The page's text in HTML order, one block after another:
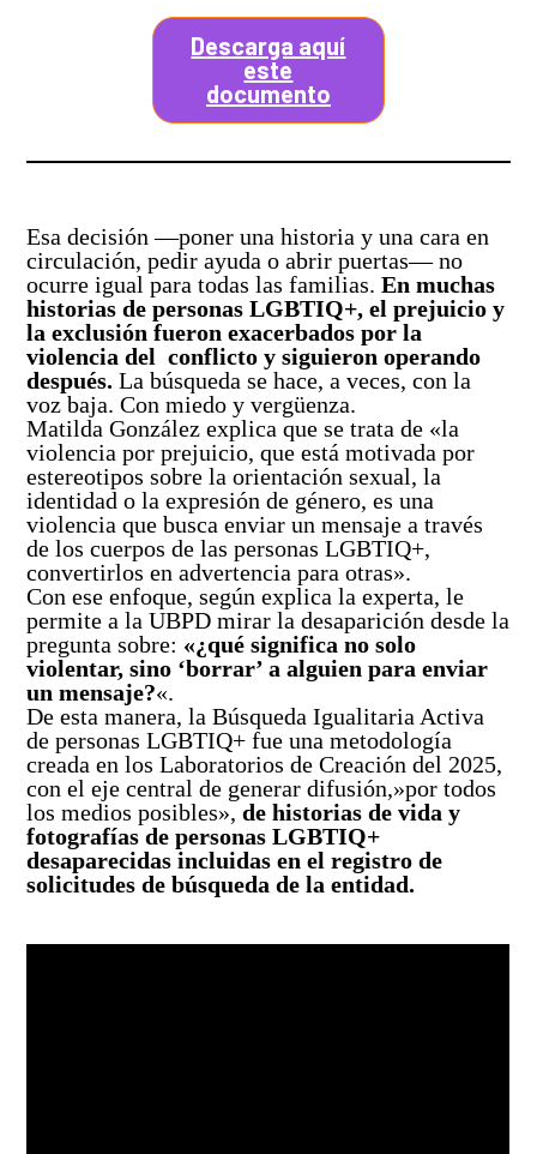
Descarga aquí
este
documento
Esa decisión —poner una historia y una cara en
circulación, pedir ayuda o abrir puertas— no
ocurre igual para todas las familias.En muchas
historias de personas LGBTIQ+, el prejuicio y
la exclusión fueron exacerbados por la
violencia del conflicto y siguieron operando
después.La búsqueda se hace, a veces, con la
voz baja. Con miedo y vergüenza.
Matilda González explica que se trata de «la
violencia por prejuicio, que está motivada por
estereotipos sobre la orientación sexual, la
identidad o la expresión de género, es una
violencia que busca enviar un mensaje a través
de los cuerpos de las personas LGBTIQ+,
convertirlos en advertencia para otras».
Con ese enfoque, según explica la experta, le
permite a la UBPD mirar la desaparición desde la
pregunta sobre: «¿qué significa no solo
violentar, sino ‘borrar’ a alguien para enviar
un mensaje?«.
De esta manera, la Búsqueda Igualitaria Activa
de personas LGBTIQ+ fue una metodología
creada en los Laboratorios de Creación del 2025,
con el eje central de generar difusión,»por todos
los medios posibles»,de historias de vida y
fotografías de personas LGBTIQ+
desaparecidas incluidas en el registro de
solicitudes de búsqueda de la entidad.